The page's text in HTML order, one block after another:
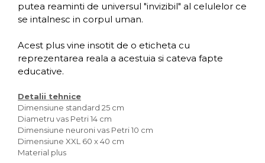
putea reaminti de universul "invizibil" al celulelor ce
se intalnesc in corpul uman.
Acest plus vine insotit de o eticheta cu
reprezentarea reala a acestuia si cateva fapte
educative.
Detalii tehnice
Dimensiune standard 25 cm
Diametru vas Petri 14 cm
Dimensiune neuroni vas Petri 10 cm
Dimensiune XXL 60 x 40 cm
Material plus